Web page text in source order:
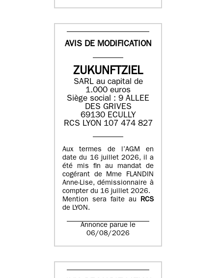
AVIS DE MODIFICATION
ZUKUNFTZIEL
SARL au capital de
1.000 euros
Siège social : 9 ALLEE
DES GRIVES
69130 ECULLY
RCS LYON 107 474 827
Aux termes de l’AGM en
date du 16 juillet 2026, il a
été mis fin au mandat de
cogérant de Mme FLANDIN
Anne-Lise, démissionnaire à
compter du 16 juillet 2026.
Mention sera faite au RCS
de LYON.
Annonce parue le
06/08/2026